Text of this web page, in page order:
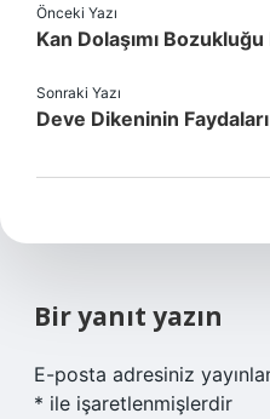
Önceki Yazı
Kan Dolaşımı
Sonraki Yazı
Deve Dikeninin Faydaları
Bir yanıt yazın
E-posta adresiniz
* ile işaretlenmişlerdir